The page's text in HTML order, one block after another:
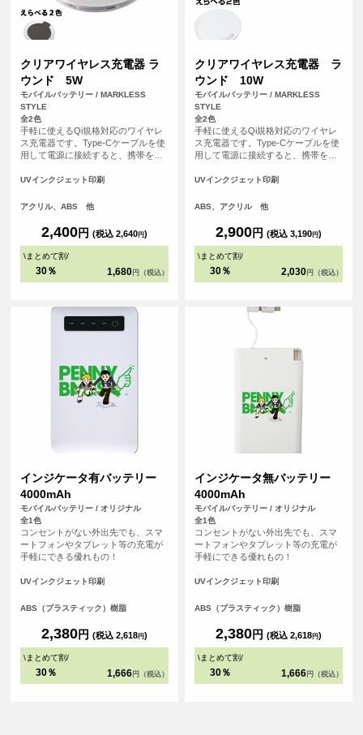
クリアワイヤレス充電器 ラ
ウンド 5W
モバイルバッテリー / MARKLESS
STYLE
全2色
手軽に使えるQi規格対応のワイヤレ
ス充電器です。Type-Cケーブルを使
用して電源に接続すると、携帯を置
青いライトが輝き、外側のアクリル
美しく彩ります。
UVインクジェット印刷
アクリル、ABS 他
2,400円 (税込 2,640円)
\まとめて割/
30％ 1,680 円（税込）
クリアワイヤレス充電器 ラ
ウンド 10W
モバイルバッテリー / MARKLESS
STYLE
全2色
手軽に使えるQi規格対応のワイヤレ
ス充電器です。Type-Cケーブルを使
用して電源に接続すると、携帯を置
アクリルを使用したことで、光が反
きれいに点灯するため、置いている
ベーシックでお使いいただきやすい
ブラック・ホワイトの2色展開です。
自宅やオフィスなどでインテリア感
イベントの記念品やお店のオリジナ
UVインクジェット印刷
ABS、アクリル 他
2,900円 (税込 3,190円)
\まとめて割/
30％ 2,030 円（税込）
インジケータ有バッテリー
4000mAh
モバイルバッテリー / オリジナル
全1色
コンセントがない外出先でも、スマ
ートフォンやタブレット等の充電が
手軽にできる優れもの！
UVインクジェット印刷
ABS（プラスティック）樹脂
2,380円 (税込 2,618円)
\まとめて割/
30％ 1,666 円（税込）
インジケータ無バッテリー
4000mAh
モバイルバッテリー / オリジナル
全1色
コンセントがない外出先でも、スマ
ートフォンやタブレット等の充電が
手軽にできる優れもの！
UVインクジェット印刷
ABS（プラスティック）樹脂
2,380円 (税込 2,618円)
\まとめて割/
30％ 1,666 円（税込）